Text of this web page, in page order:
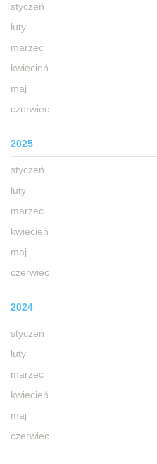
styczeń
luty
marzec
kwiecień
maj
czerwiec
2025
styczeń
luty
marzec
kwiecień
maj
czerwiec
2024
styczeń
luty
marzec
kwiecień
maj
czerwiec